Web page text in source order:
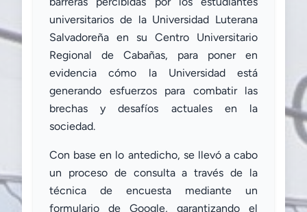
universitarios de la Universidad Luterana
Salvadoreña en su Centro Universitario
Regional de Cabañas, para poner en
evidencia cómo la Universidad está
generando esfuerzos para combatir las
brechas y desafíos actuales en la
sociedad.
Con base en lo antedicho, se llevó a cabo
un proceso de consulta a través de la
técnica de encuesta mediante un
formulario de Google, garantizando el